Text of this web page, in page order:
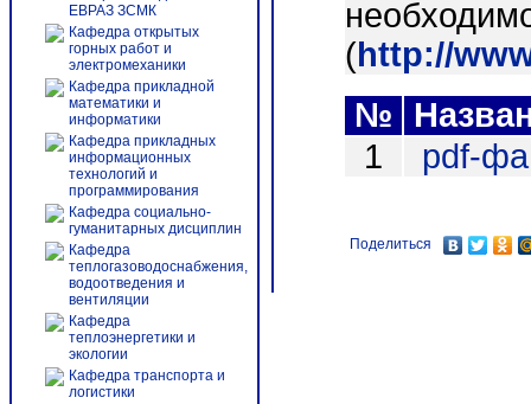
ЕВРАЗ ЗСМК
Кафедра открытых
горных работ и
электромеханики
Кафедра прикладной
математики и
информатики
Кафедра прикладных
информационных
технологий и
программирования
Кафедра социально-
гуманитарных дисциплин
Кафедра
теплогазоводоснабжения,
водоотведения и
вентиляции
Кафедра
теплоэнергетики и
экологии
Кафедра транспорта и
логистики
(http://
№
1
pdf-
Поделиться